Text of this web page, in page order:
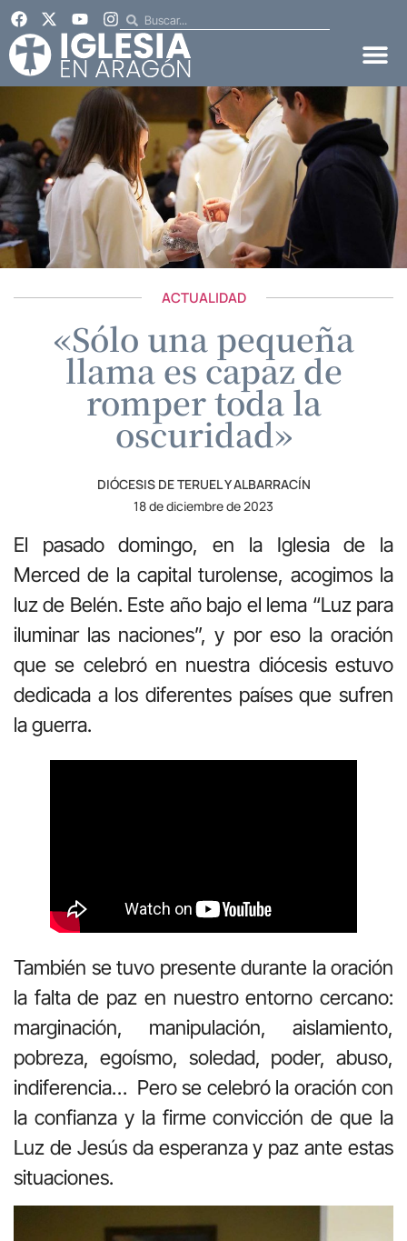
ACTUALIDAD
«Sólo una pequeña
llama es capaz de
romper toda la
oscuridad»
DIÓCESIS DE TERUEL Y ALBARRACÍN
18 de diciembre de 2023
El pasado domingo, en la Iglesia de la
Merced de la capital turolense, acogimos la
luz de Belén. Este año bajo el lema “Luz para
iluminar las naciones”, y por eso la oración
que se celebró en nuestra diócesis estuvo
dedicada a los diferentes países que sufren
la guerra.
También se tuvo presente durante la oración
la falta de paz en nuestro entorno cercano:
marginación, manipulación, aislamiento,
pobreza, egoísmo, soledad, poder, abuso,
indiferencia… Pero se celebró la oración con
la confianza y la firme convicción de que la
Luz de Jesús da esperanza y paz ante estas
situaciones.